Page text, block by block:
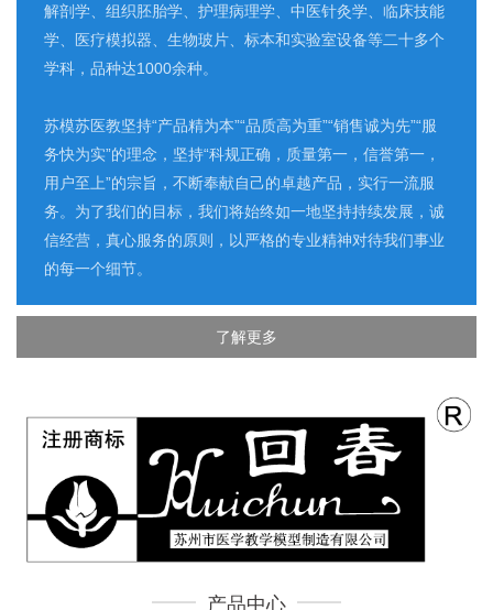
解剖学、组织胚胎学、护理病理学、中医针灸学、临床技能
学、医疗模拟器、生物玻片、标本和实验室设备等二十多个
学科，品种达1000余种。
苏模苏医教坚持“产品精为本”“品质高为重”“销售诚为先”“服
务快为实”的理念，坚持“科规正确，质量第一，信誉第一，
用户至上”的宗旨，不断奉献自己的卓越产品，实行一流服
务。为了我们的目标，我们将始终如一地坚持持续发展，诚
信经营，真心服务的原则，以严格的专业精神对待我们事业
的每一个细节。
了解更多
产品中心